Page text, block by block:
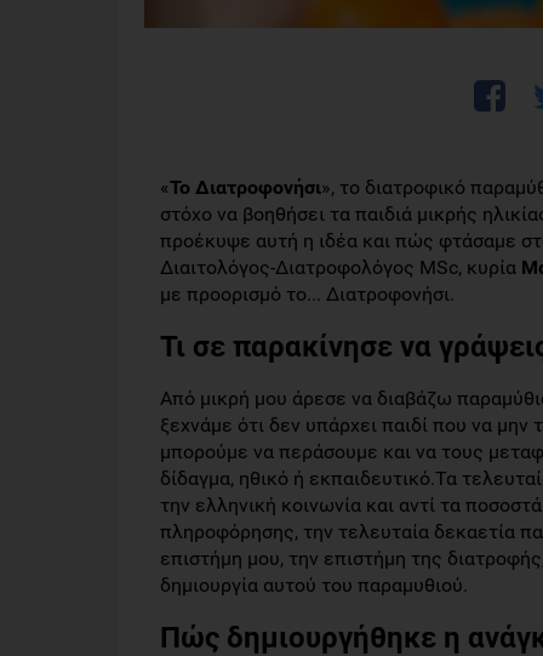
«Το Διατροφονήσι», το διατροφικό
στόχο να βοηθήσει τα παιδιά μικρής
προέκυψε αυτή η ιδέα και πώς φτάσαμε
Διαιτολόγος-Διατροφολόγος MSc, κυρία
με προορισμό το... Διατροφονήσι.
Τι σε παρακίνησε να
Από μικρή μου άρεσε να διαβάζω
ξεχνάμε ότι δεν υπάρχει παιδί που να
μπορούμε να περάσουμε και να τους
δίδαγμα, ηθικό ή εκπαιδευτικό.Τα
την ελληνική κοινωνία και αντί τα
πληροφόρησης, την τελευταία δεκαετία
επιστήμη μου, την επιστήμη της
δημιουργία αυτού του παραμυθιού.
Πώς δημιουργήθηκε η